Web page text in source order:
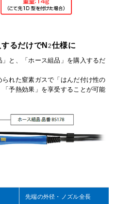
るだけでN 2仕様に
と、「ホース組品」を購入するだ
れた窒素ガスで「はんだ付け性の
予熱効果」を享受することが可能
先端の外径・ノズル全長